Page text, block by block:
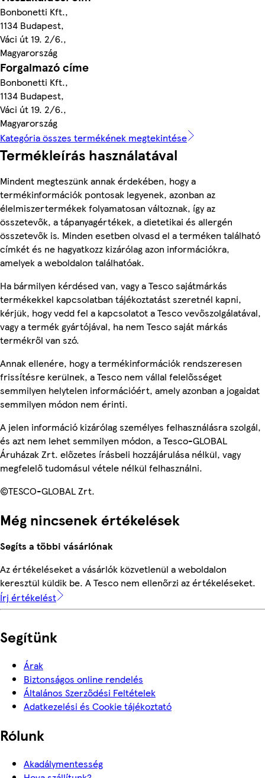
Bonbonetti Kft.,
1134 Budapest,
Váci út 19. 2/6.,
Magyarország
Forgalmazó címe
Bonbonetti Kft.,
1134 Budapest,
Váci út 19. 2/6.,
Magyarország
Kategória összes termékének megtekintése
Termékleírás használatával
Mindent megteszünk annak érdekében, hogy a
termékinformációk pontosak legyenek, azonban az
élelmiszertermékek folyamatosan változnak, így az
összetevők, a tápanyagértékek, a dietetikai és allergén
összetevők is. Minden esetben olvasd el a terméken található
címkét és ne hagyatkozz kizárólag azon információkra,
amelyek a weboldalon találhatóak.
Ha bármilyen kérdésed van, vagy a Tesco sajátmárkás
termékekkel kapcsolatban tájékoztatást szeretnél kapni,
kérjük, hogy vedd fel a kapcsolatot a Tesco vevőszolgálatával,
vagy a termék gyártójával, ha nem Tesco saját márkás
termékről van szó.
Annak ellenére, hogy a termékinformációk rendszeresen
frissítésre kerülnek, a Tesco nem vállal felelősséget
semmilyen helytelen információért, amely azonban a jogaidat
semmilyen módon nem érinti.
A jelen információ kizárólag személyes felhasználásra szolgál,
és azt nem lehet semmilyen módon, a Tesco-GLOBAL
Áruházak Zrt. előzetes írásbeli hozzájárulása nélkül, vagy
megfelelő tudomásul vétele nélkül felhasználni.
©TESCO-GLOBAL Zrt.
Még nincsenek értékelések
Segíts a többi vásárlónak
Az értékeléseket a vásárlók közvetlenül a weboldalon
keresztül küldik be. A Tesco nem ellenőrzi az értékeléseket.
Írj értékelést
Segítünk
Árak
Biztonságos online rendelés
Általános Szerződési Feltételek
Adatkezelési és Cookie tájékoztató
Rólunk
Akadálymentesség